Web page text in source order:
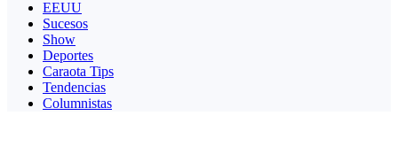
EEUU
Sucesos
Show
Deportes
Caraota Tips
Tendencias
Columnistas